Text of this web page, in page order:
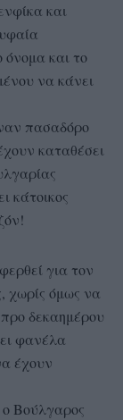
και
και το
να κάνει
πασαδόρο
καταθέσει
κάτοικος
για τον
χωρίς όμως να
δεκαημέρου
φανέλα
έχουν
Βούλγαρος